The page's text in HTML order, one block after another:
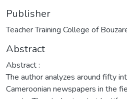
Publisher
Teacher Training College of
Abstract
Abstract :
The author analyzes around fifty
Cameroonian newspapers in the